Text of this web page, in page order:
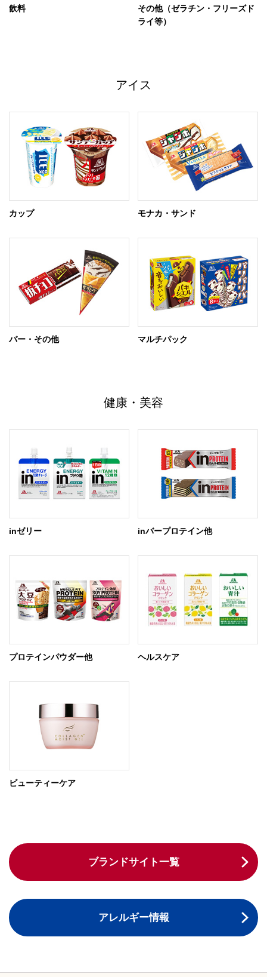
飲料
その他（ゼラチン・フリーズド
ライ等）
アイス
カップ モナカ・サンド
バー・その他 マルチパック
健康・美容
inゼリー inバープロテイン他
プロテインパウダー他 ヘルスケア
ビューティーケア
ブランドサイト一覧
アレルギー情報